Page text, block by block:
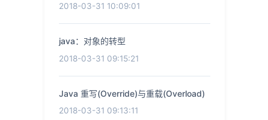
2018-03-31 10:09:01
java：对象的转型
2018-03-31 09:15:21
Java 重写(Override)与重载(Overload)
2018-03-31 09:13:11